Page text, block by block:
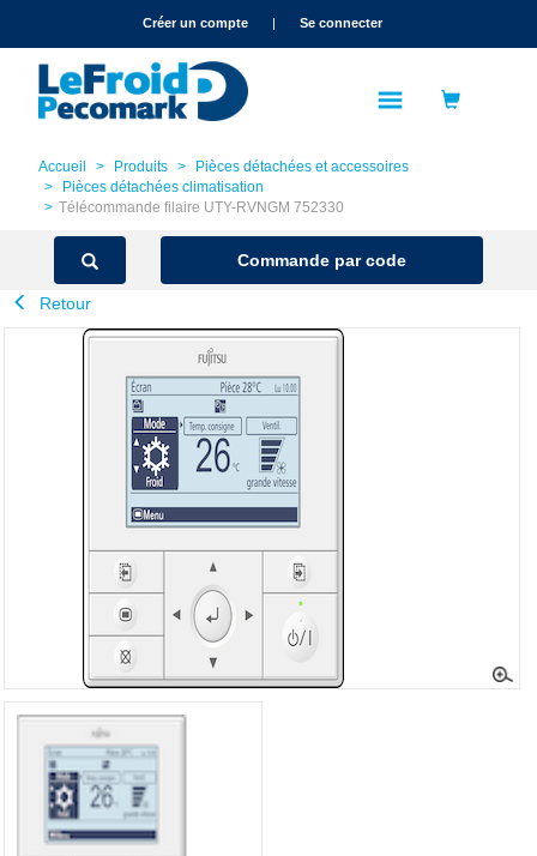
text.skipToNavigationCréer un compte | Se connecter
Accueil Produits
Pièces détachées et accessoires
Pièces détachées climatisation
Télécommande filaire UTY-RVNGM 752330
Commande par code
Retour